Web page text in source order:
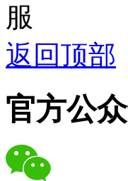
服
返回顶部
官方公